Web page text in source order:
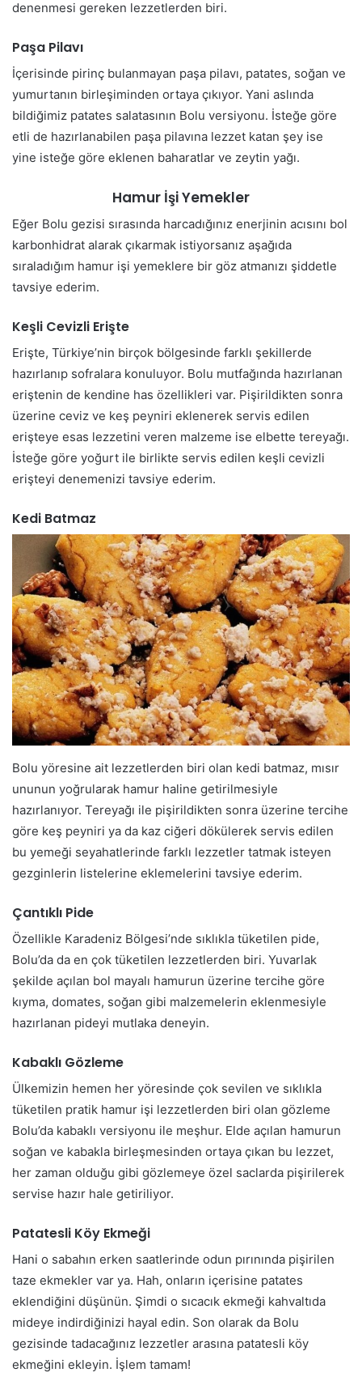
denenmesi gereken lezzetlerden biri.
Paşa Pilavı
İçerisinde pirinç bulanmayan paşa pilavı, patates, soğan ve
yumurtanın birleşiminden ortaya çıkıyor. Yani aslında
bildiğimiz patates salatasının Bolu versiyonu. İsteğe göre
etli de hazırlanabilen paşa pilavına lezzet katan şey ise
yine isteğe göre eklenen baharatlar ve zeytin yağı.
Hamur İşi Yemekler
Eğer Bolu gezisi sırasında harcadığınız enerjinin acısını bol
karbonhidrat alarak çıkarmak istiyorsanız aşağıda
sıraladığım hamur işi yemeklere bir göz atmanızı şiddetle
tavsiye ederim.
Keşli Cevizli Erişte
Erişte, Türkiye’nin birçok bölgesinde farklı şekillerde
hazırlanıp sofralara konuluyor. Bolu mutfağında hazırlanan
eriştenin de kendine has özellikleri var. Pişirildikten sonra
üzerine ceviz ve keş peyniri eklenerek servis edilen
erişteye esas lezzetini veren malzeme ise elbette tereyağı.
İsteğe göre yoğurt ile birlikte servis edilen keşli cevizli
erişteyi denemenizi tavsiye ederim.
Kedi Batmaz
Bolu yöresine ait lezzetlerden biri olan kedi batmaz, mısır
ununun yoğrularak hamur haline getirilmesiyle
hazırlanıyor. Tereyağı ile pişirildikten sonra üzerine tercihe
göre keş peyniri ya da kaz ciğeri dökülerek servis edilen
bu yemeği seyahatlerinde farklı lezzetler tatmak isteyen
gezginlerin listelerine eklemelerini tavsiye ederim.
Çantıklı Pide
Özellikle Karadeniz Bölgesi’nde sıklıkla tüketilen pide,
Bolu’da da en çok tüketilen lezzetlerden biri. Yuvarlak
şekilde açılan bol mayalı hamurun üzerine tercihe göre
kıyma, domates, soğan gibi malzemelerin eklenmesiyle
hazırlanan pideyi mutlaka deneyin.
Kabaklı Gözleme
Ülkemizin hemen her yöresinde çok sevilen ve sıklıkla
tüketilen pratik hamur işi lezzetlerden biri olan gözleme
Bolu’da kabaklı versiyonu ile meşhur. Elde açılan hamurun
soğan ve kabakla birleşmesinden ortaya çıkan bu lezzet,
her zaman olduğu gibi gözlemeye özel saclarda pişirilerek
servise hazır hale getiriliyor.
Patatesli Köy Ekmeği
Hani o sabahın erken saatlerinde odun pırınında pişirilen
taze ekmekler var ya. Hah, onların içerisine patates
eklendiğini düşünün. Şimdi o sıcacık ekmeği kahvaltıda
mideye indirdiğinizi hayal edin. Son olarak da Bolu
gezisinde tadacağınız lezzetler arasına patatesli köy
ekmeğini ekleyin. İşlem tamam!